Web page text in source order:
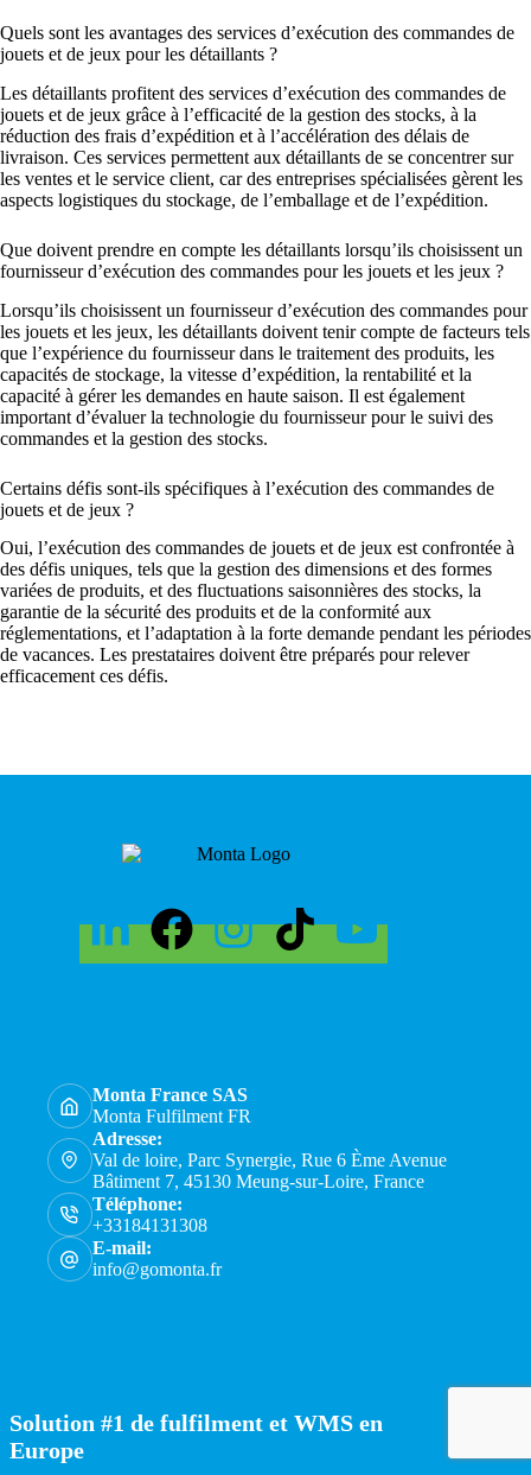
Quels sont les avantages des services d’exécution des commandes de
jouets et de jeux pour les détaillants ?
Les détaillants profitent des services d’exécution des commandes de
jouets et de jeux grâce à l’efficacité de la gestion des stocks, à la
réduction des frais d’expédition et à l’accélération des délais de
livraison. Ces services permettent aux détaillants de se concentrer sur
les ventes et le service client, car des entreprises spécialisées gèrent les
aspects logistiques du stockage, de l’emballage et de l’expédition.
Que doivent prendre en compte les détaillants lorsqu’ils choisissent un
fournisseur d’exécution des commandes pour les jouets et les jeux ?
Lorsqu’ils choisissent un fournisseur d’exécution des commandes pour
les jouets et les jeux, les détaillants doivent tenir compte de facteurs tels
que l’expérience du fournisseur dans le traitement des produits, les
capacités de stockage, la vitesse d’expédition, la rentabilité et la
capacité à gérer les demandes en haute saison. Il est également
important d’évaluer la technologie du fournisseur pour le suivi des
commandes et la gestion des stocks.
Certains défis sont-ils spécifiques à l’exécution des commandes de
jouets et de jeux ?
Oui, l’exécution des commandes de jouets et de jeux est confrontée à
des défis uniques, tels que la gestion des dimensions et des formes
variées de produits, et des fluctuations saisonnières des stocks, la
garantie de la sécurité des produits et de la conformité aux
réglementations, et l’adaptation à la forte demande pendant les périodes
de vacances. Les prestataires doivent être préparés pour relever
efficacement ces défis.
Monta France SAS
Monta Fulfilment FR
Adresse:
Val de loire, Parc Synergie, Rue 6 Ème Avenue
Bâtiment 7, 45130 Meung-sur-Loire, France
Téléphone:
+33184131308
E-mail:
info@gomonta.fr
Solution #1 de fulfilment et WMS en
Europe